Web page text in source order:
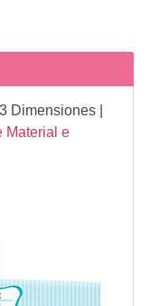
Dimensiones|
Material e